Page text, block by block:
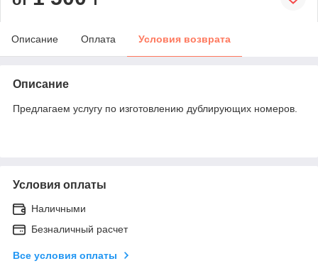
Описание Оплата Условия возврата
Описание
Предлагаем услугу по изготовлению дублирующих номеров.
Условия оплаты
Наличными
Безналичный расчет
Все условия оплаты